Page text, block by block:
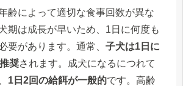
齢によって適切な食事回数が異な
期は成長が早いため、1日に何度も
要があります。通常、 子犬は1日に
奨されます。成犬になるにつれて
1日2回の給餌が一般的です。高齢